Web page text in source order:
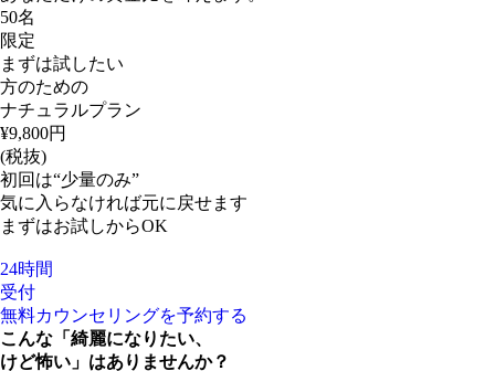
50名
限定
まずは試したい
方のための
ナチュラルプラン
¥9,800円
(税抜)
初回は“少量のみ”
気に入らなければ元に戻せます
まずはお試しからOK
24時間
受付
無料カウンセリングを予約する
こんな「綺麗になりたい、
けど怖い」はありませんか？